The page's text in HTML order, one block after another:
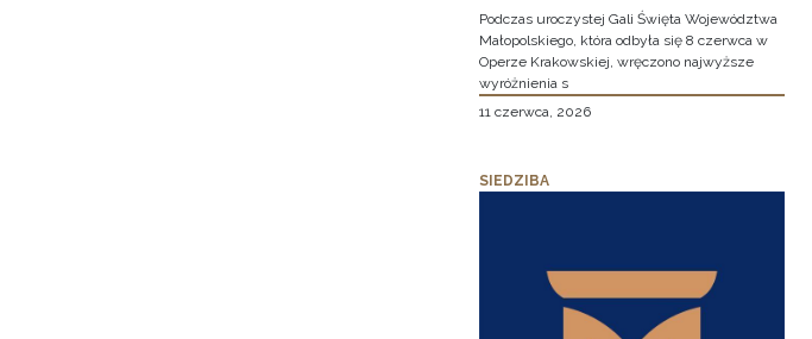
Podczas uroczystej Gali Święta Województwa
Małopolskiego, która odbyła się 8 czerwca w
Operze Krakowskiej, wręczono najwyższe
wyróżnienia s
11 czerwca, 2026
SIEDZIBA